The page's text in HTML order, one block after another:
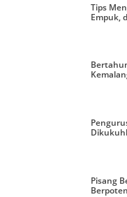
Tips
Empuk,
Pisang